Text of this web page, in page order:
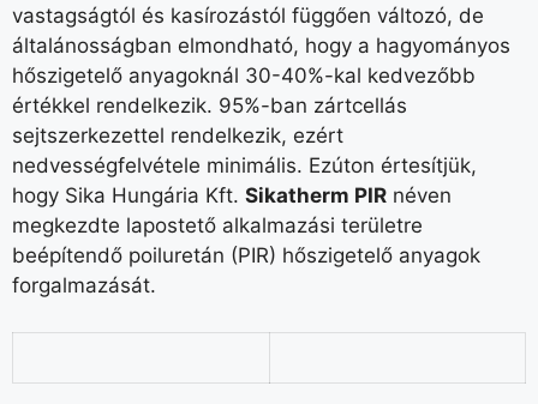
vastagságtól és kasírozástól függően változó, de
általánosságban elmondható, hogy a hagyományos
hőszigetelő anyagoknál 30-40%-kal kedvezőbb
értékkel rendelkezik. 95%-ban zártcellás
sejtszerkezettel rendelkezik, ezért
nedvességfelvétele minimális. Ezúton értesítjük,
hogy Sika Hungária Kft. Sikatherm PIR néven
megkezdte lapostető alkalmazási területre
beépítendő poiluretán (PIR) hőszigetelő anyagok
forgalmazását.